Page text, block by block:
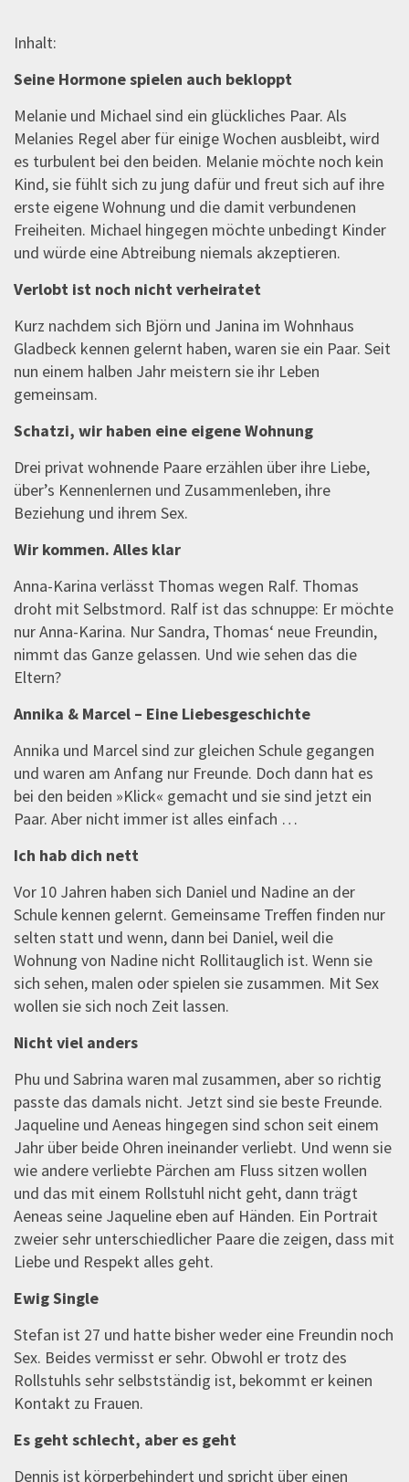
Inhalt:
Seine Hormone spielen auch bekloppt
Melanie und Michael sind ein glückliches Paar. Als
Melanies Regel aber für einige Wochen ausbleibt, wird
es turbulent bei den beiden. Melanie möchte noch kein
Kind, sie fühlt sich zu jung dafür und freut sich auf ihre
erste eigene Wohnung und die damit verbundenen
Freiheiten. Michael hingegen möchte unbedingt Kinder
und würde eine Abtreibung niemals akzeptieren.
Verlobt ist noch nicht verheiratet
Kurz nachdem sich Björn und Janina im Wohnhaus
Gladbeck kennen gelernt haben, waren sie ein Paar. Seit
nun einem halben Jahr meistern sie ihr Leben
gemeinsam.
Schatzi, wir haben eine eigene Wohnung
Drei privat wohnende Paare erzählen über ihre Liebe,
über’s Kennenlernen und Zusammenleben, ihre
Beziehung und ihrem Sex.
Wir kommen. Alles klar
Anna-Karina verlässt Thomas wegen Ralf. Thomas
droht mit Selbstmord. Ralf ist das schnuppe: Er möchte
nur Anna-Karina. Nur Sandra, Thomas‘ neue Freundin,
nimmt das Ganze gelassen. Und wie sehen das die
Eltern?
Annika & Marcel – Eine Liebesgeschichte
Annika und Marcel sind zur gleichen Schule gegangen
und waren am Anfang nur Freunde. Doch dann hat es
bei den beiden »Klick« gemacht und sie sind jetzt ein
Paar. Aber nicht immer ist alles einfach …
Ich hab dich nett
Vor 10 Jahren haben sich Daniel und Nadine an der
Schule kennen gelernt. Gemeinsame Treffen finden nur
selten statt und wenn, dann bei Daniel, weil die
Wohnung von Nadine nicht Rollitauglich ist. Wenn sie
sich sehen, malen oder spielen sie zusammen. Mit Sex
wollen sie sich noch Zeit lassen.
Nicht viel anders
Phu und Sabrina waren mal zusammen, aber so richtig
passte das damals nicht. Jetzt sind sie beste Freunde.
Jaqueline und Aeneas hingegen sind schon seit einem
Jahr über beide Ohren ineinander verliebt. Und wenn sie
wie andere verliebte Pärchen am Fluss sitzen wollen
und das mit einem Rollstuhl nicht geht, dann trägt
Aeneas seine Jaqueline eben auf Händen. Ein Portrait
zweier sehr unterschiedlicher Paare die zeigen, dass mit
Liebe und Respekt alles geht.
Ewig Single
Stefan ist 27 und hatte bisher weder eine Freundin noch
Sex. Beides vermisst er sehr. Obwohl er trotz des
Rollstuhls sehr selbstständig ist, bekommt er keinen
Kontakt zu Frauen.
Es geht schlecht, aber es geht
Dennis ist körperbehindert und spricht über einen